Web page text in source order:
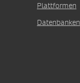
Plattformen
Datenbanken